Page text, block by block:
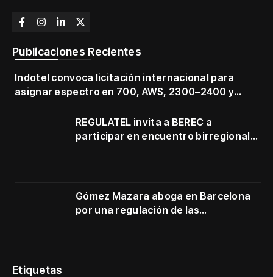
Publicaciones Recientes
Indotel convoca licitación internacional para
asignar espectro en 700, AWS, 2300–2400 y
REGULATEL invita a BEREC a
participar en encuentro birregional
Gómez Mazara aboga en Barcelona
por una regulación de las
Etiquetas